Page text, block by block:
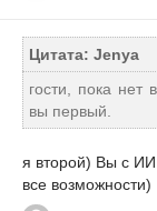
Цитата: Jenya
гости, пока нет
вы первый.
я второй) Вы с ИИ
все возможности)